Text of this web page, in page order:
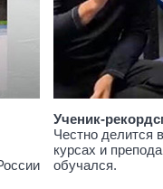
Ученик-
Честно делится
курсах и
обучался.